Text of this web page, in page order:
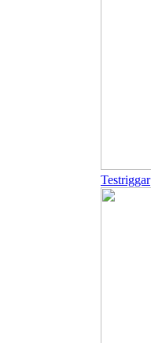
Testriggar